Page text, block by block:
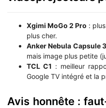
Xgimi MoGo 2 Pro :
plus cher.
Anker Nebula Capsule 3
mais image plus petite
TCL C1 : meilleur
Google TV intégré et la
Avis honnête :